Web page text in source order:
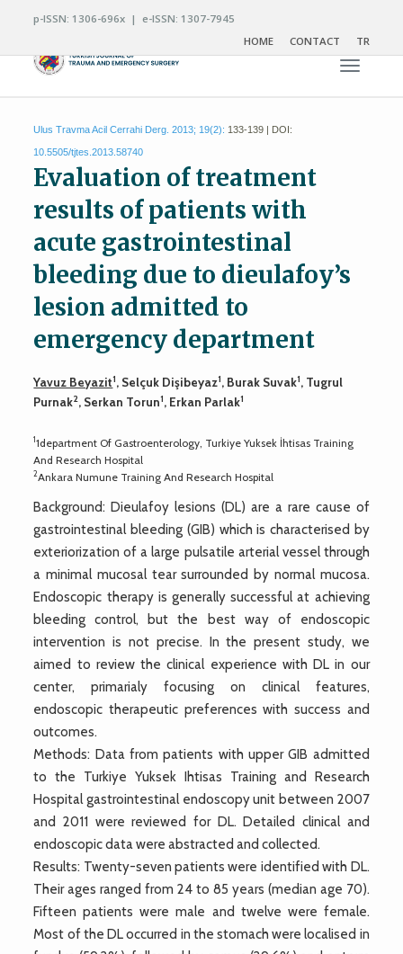
p-ISSN: 1306-696x | e-ISSN: 1307-7945
HOME
CONTACT TR
Toggle
Ulus Travma Acil Cerrahi Derg. 2013; 19(2): 133-139 | DOI:
10.5505/tjtes.2013.58740
Evaluation of treatment
results of patients with
acute gastrointestinal
bleeding due to dieulafoy’s
lesion admitted to
emergency department
Yavuz Beyazit1, Selçuk Dişibeyaz1, Burak Suvak1, Tugrul
Purnak2, Serkan Torun1, Erkan Parlak1
11department Of Gastroenterology, Turkiye Yuksek İhtisas Training
And Research Hospital
2Ankara Numune Training And Research Hospital
Background: Dieulafoy lesions (DL) are a rare cause of
gastrointestinal bleeding (GIB) which is characterised by
exteriorization of a large pulsatile arterial vessel through
a minimal mucosal tear surrounded by normal mucosa.
Endoscopic therapy is generally successful at achieving
bleeding control, but the best way of endoscopic
intervention is not precise. In the present study, we
aimed to review the clinical experience with DL in our
center, primarialy focusing on clinical features,
endoscopic therapeutic preferences with success and
outcomes.
Methods: Data from patients with upper GIB admitted
to the Turkiye Yuksek Ihtisas Training and Research
Hospital gastrointestinal endoscopy unit between 2007
and 2011 were reviewed for DL. Detailed clinical and
endoscopic data were abstracted and collected.
Results: Twenty-seven patients were identified with DL.
Their ages ranged from 24 to 85 years (median age 70).
Fifteen patients were male and twelve were female.
Most of the DL occurred in the stomach were localised in